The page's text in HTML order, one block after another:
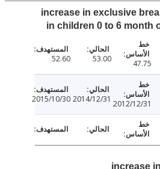
(1) 5% increase in
in children 0 to 6
53.00
52.60
2014/12/31
2015/10/30